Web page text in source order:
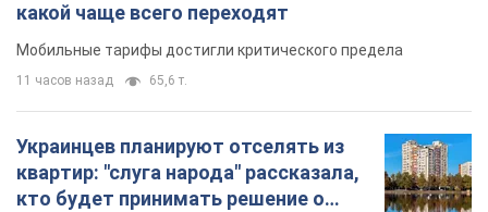
какой чаще всего переходят
Мобильные тарифы достигли критического предела
11 часов назад 65,6 т.
Украинцев планируют отселять из
квартир: "слуга народа" рассказала,
кто будет принимать решение о